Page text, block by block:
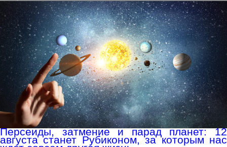
Персеиды, затмение и парад планет: 12
августа станет Рубиконом, за которым нас